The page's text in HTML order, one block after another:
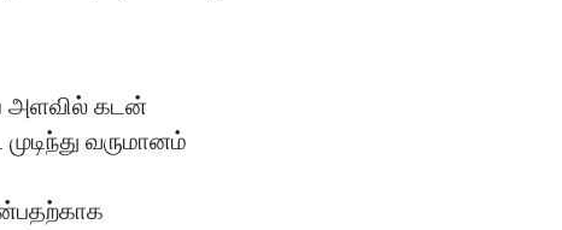
அளவில் கடன்
வருமானம்